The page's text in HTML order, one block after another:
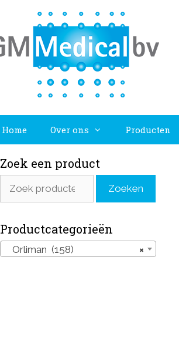
Home Over ons Producten
Zoek een product
Zoeken
Productcategorieën
×
Orliman (158)